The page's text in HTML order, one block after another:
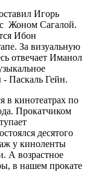
Игорь
с Жоном Сагалой.
Ибон
За визуальную
отвечает Иманол
Паскаль Гейн.
в кинотеатрах по
Прокатчиком
десятого
у киноленты
А возрастное
в нашем прокате